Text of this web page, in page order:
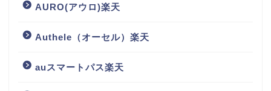
AURO(アウロ)楽天
Authele（オーセル）楽天
auスマートパス楽天